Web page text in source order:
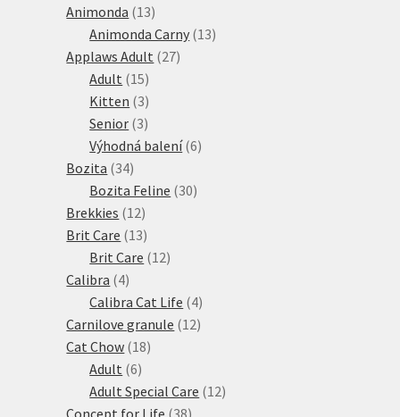
Animonda 1313
produktů
Animonda Carny 1313
Applaws Adult 2727
Adult 1515
produktů
Kitten 33
produkty
Senior 33
produkty
Výhodná balení 66
Bozita 3434
produktů
Bozita Feline 3030
Brekkies 1212
produktů
Brit Care 1313
produktů
Brit Care 1212
Calibra 44
produkty
Calibra Cat Life 44
produkty
Carnilove granule 1212
Cat Chow 1818
Adult 66
produktů
Adult Special Care 1212
Concept for Life 3838